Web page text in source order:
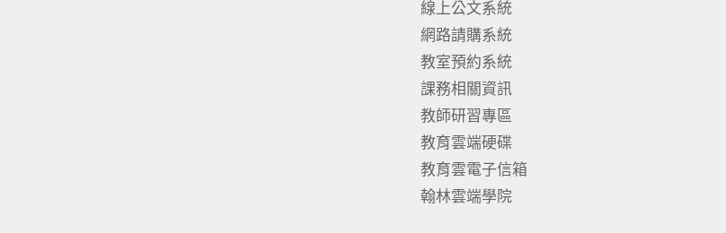
線上公文系統
網路請購系統
教室預約系統
課務相關資訊
教師研習專區
教育雲端硬碟
教育雲電子信箱
翰林雲端學院